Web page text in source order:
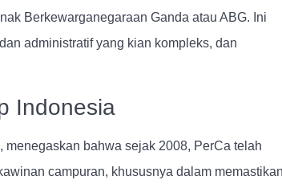
Berkewarganegaraan Ganda atau ABG. Ini
administratif yang kian kompleks, dan
Indonesia
, menegaskan bahwa sejak 2008, PerCa telah
campuran, khususnya dalam